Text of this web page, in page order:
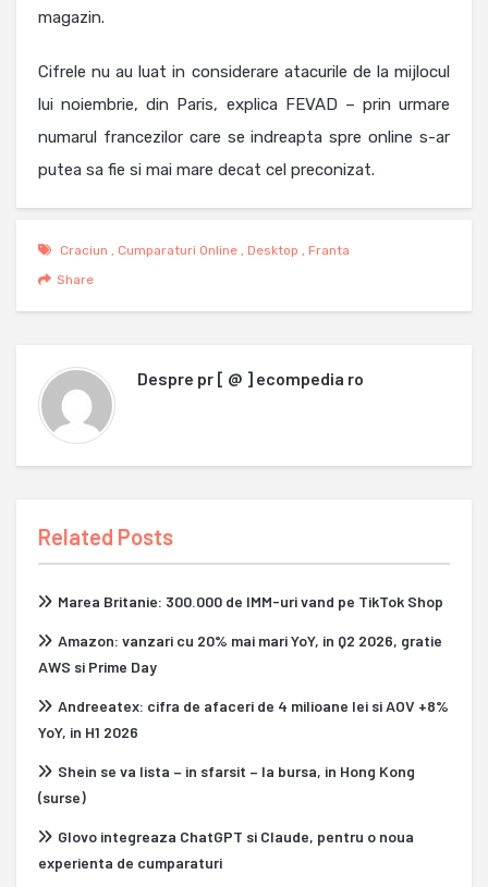
magazin.
Cifrele nu au luat in considerare atacurile de la mijlocul
lui noiembrie, din Paris, explica FEVAD – prin urmare
numarul francezilor care se indreapta spre online s-ar
putea sa fie si mai mare decat cel preconizat.
Craciun , Cumparaturi Online , Desktop , Franta
Share
Despre pr [ @ ] ecompedia ro
Related Posts
Marea Britanie: 300.000 de IMM-uri vand pe TikTok Shop
Amazon: vanzari cu 20% mai mari YoY, in Q2 2026, gratie
AWS si Prime Day
Andreeatex: cifra de afaceri de 4 milioane lei si AOV +8%
YoY, in H1 2026
Shein se va lista – in sfarsit – la bursa, in Hong Kong
(surse)
Glovo integreaza ChatGPT si Claude, pentru o noua
experienta de cumparaturi